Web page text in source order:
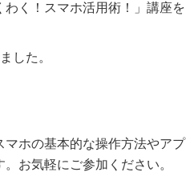
く！スマホ活用術！」講座を
した。
ホの基本的な操作方法やアプ
お気軽にご参加ください。